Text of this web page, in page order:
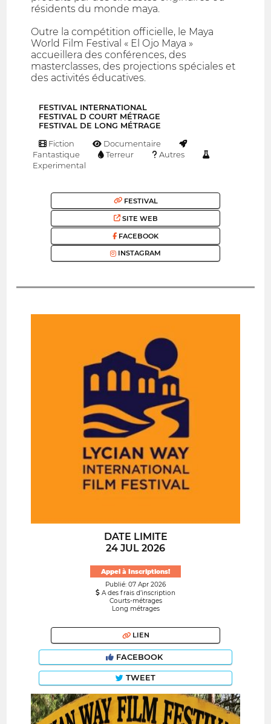
résidents du monde maya.
Outre la compétition officielle, le Maya
World Film Festival « El Ojo Maya »
accueillera des conférences, des
masterclasses, des projections spéciales et
des activités éducatives.
FESTIVAL INTERNATIONAL
FESTIVAL D COURT MÉTRAGE
FESTIVAL DE LONG MÉTRAGE
Fiction
Documentaire
Fantastique
Terreur
Autres
Experimental
FESTIVAL
SITE WEB
FACEBOOK
INSTAGRAM
DATE LIMITE
24 JUL 2026
Appel à Inscriptions!
Publié: 07 Apr 2026
A des frais d’inscription
Courts-métrages
Long métrages
LIEN
FACEBOOK
TWEET